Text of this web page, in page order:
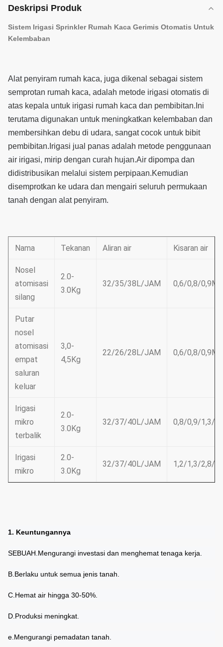
Deskripsi Produk
Sistem Irigasi Sprinkler Rumah Kaca Gerimis Otomatis Untuk
Kelembaban
Alat penyiram rumah kaca, juga dikenal sebagai sistem
semprotan rumah kaca, adalah metode irigasi otomatis di
atas kepala untuk irigasi rumah kaca dan pembibitan. Ini
terutama digunakan untuk meningkatkan kelembaban dan
membersihkan debu di udara, sangat cocok untuk bibit
pembibitan. Irigasi jual panas adalah metode penggunaan
air irigasi, mirip dengan curah hujan.Air dipompa dan
didistribusikan melalui sistem perpipaan.Kemudian
disemprotkan ke udara dan mengairi seluruh permukaan
tanah dengan alat penyiram.
Nama Tekanan Aliran air Kisaran air
Nosel
atomisasi
silang
2.0-
3.0Kg
32/35/38L/JAM 0,6/0,8/0,9M
Putar
nosel
atomisasi
empat
saluran
keluar
3,0-
4,5Kg
22/26/28L/JAM 0,6/0,8/0,9M
Irigasi
mikro
terbalik
2.0-
3.0Kg
32/37/40L/JAM 0,8/0,9/1,3/
Irigasi
mikro
2.0-
3.0Kg
32/37/40L/JAM 1,2/1,3/2,8/
1. Keuntungannya
SEBUAH. Mengurangi investasi dan menghemat tenaga kerja.
B. Berlaku untuk semua jenis tanah.
C. Hemat air hingga 30-50%.
D. Produksi meningkat.
e. Mengurangi pemadatan tanah.